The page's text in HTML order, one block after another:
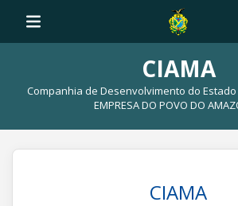
CIAMA
Companhia de Desenvolvimento do
EMPRESA DO POVO DO
CIAMA